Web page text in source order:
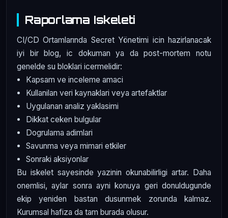
Raporlama Iskeleti
CI/CD Ortamlarında Secret Yönetimi icin hazirlanacak
iyi bir blog, ic dokuman ya da post-mortem notu
genelde su bloklari icermelidir:
Kapsam ve inceleme amaci
Kullanilan veri kaynaklari veya artefaktlar
Uygulanan analiz yaklasimi
Dikkat ceken bulgular
Dogrulama adimlari
Savunma veya mimari etkiler
Sonraki aksiyonlar
Bu iskelet sayesinde yazinin okunabilirligi artar. Daha
onemlisi, aylar sonra ayni konuya geri donuldugunde
ekip yeniden bastan dusunmek zorunda kalmaz.
Kurumsal hafiza da tam burada olusur.